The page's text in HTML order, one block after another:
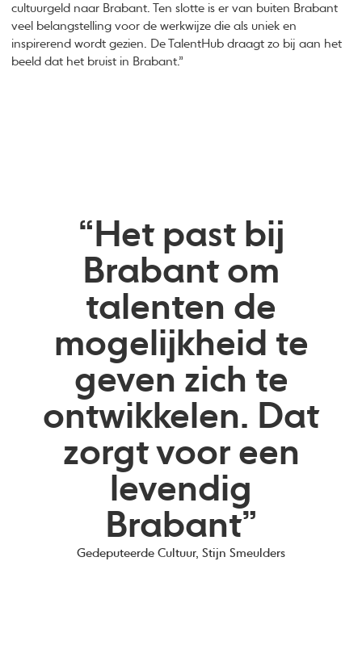
cultuurgeld naar Brabant. Ten slotte is er van buiten Brabant
veel belangstelling voor de werkwijze die als uniek en
inspirerend wordt gezien. De TalentHub draagt zo bij aan het
beeld dat het bruist in Brabant.”
“Het past bij
Brabant om
talenten de
mogelijkheid te
geven zich te
ontwikkelen. Dat
zorgt voor een
levendig
Brabant”
Gedeputeerde Cultuur, Stijn Smeulders